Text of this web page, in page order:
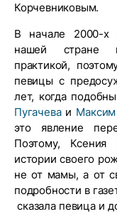
Корчевниковым.
В начале 2000-х
нашей стране
практикой,
певицы с
лет, когда
Пугачеваи Максим
это явление
Поэтому, Ксения
истории своего
не от мамы, а от
подробности в
сказала певица и